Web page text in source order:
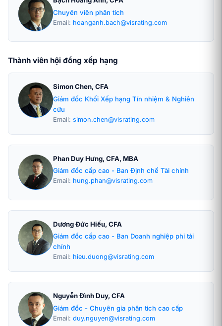
Chuyên viên phân tích
Email: hoanganh.bach@visrating.com
Thành viên hội đồng xếp hạng
Simon Chen, CFA
Giám đốc Khối Xếp hạng Tín nhiệm & Nghiên
cứu
Email: simon.chen@visrating.com
Phan Duy Hưng, CFA, MBA
Giám đốc cấp cao - Ban Định chế Tài chính
Email: hung.phan@visrating.com
Dương Đức Hiếu, CFA
Giám đốc cấp cao - Ban Doanh nghiệp phi tài
chính
Email: hieu.duong@visrating.com
Nguyễn Đình Duy, CFA
Giám đốc - Chuyên gia phân tích cao cấp
Email: duy.nguyen@visrating.com